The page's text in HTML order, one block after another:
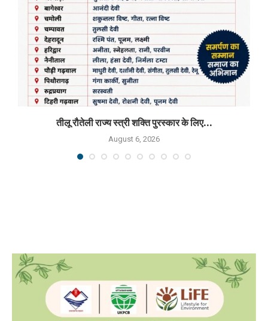
तीलू रौतेली राज्य स्त्री शक्ति पुरस्कार के लिए...
August 6, 2026